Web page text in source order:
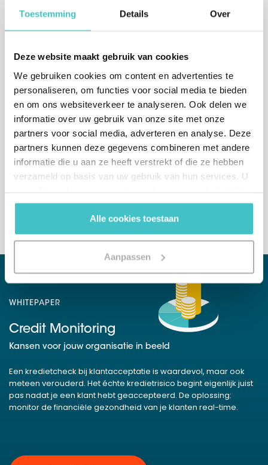
Toestemming Details Over
Deze website maakt gebruik van cookies
We gebruiken cookies om content en advertenties te
personaliseren, om functies voor social media te bieden
en om ons websiteverkeer te analyseren. Ook delen we
informatie over uw gebruik van onze site met onze
partners voor social media, adverteren en analyse. Deze
partners kunnen deze gegevens combineren met andere
informatie die u aan ze heeft verstrekt of die ze hebben
verzameld op basis van uw gebruik van hun services. U
gebruiken.
Alle cookies toestaan
Aanpassen
Of bel ons direct
Nederland(afdeling verkoop)
+31 (0)10 322 03 04
België
WHITEPAPER
Credit Monitoring
Kansen voor jouw organisatie in beeld
Een kredietcheck bij klantacceptatie is waardevol, maar ook
meteen verouderd. Het échte kredietrisico begint eigenlijk juist
pas nadat je een klant hebt geaccepteerd. De oplossing:
monitor de financiële gezondheid van je klanten real-time.